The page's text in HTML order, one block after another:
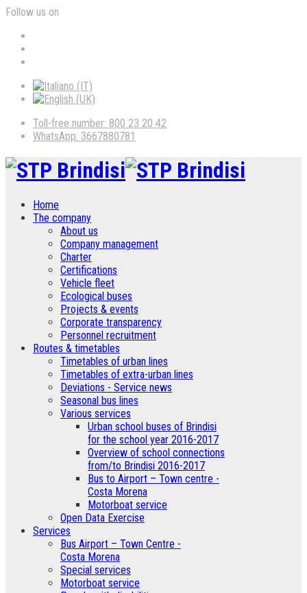
Follow us on
Toll-free number: 800 23 20 42
WhatsApp: 3667880781
Home
The company
About us
Company management
Charter
Certifications
Vehicle fleet
Ecological buses
­Projects & events
Corporate transparency
Personnel recruitment
Routes & timetables
Timetables of urban lines
Timetables of extra-urban lines
Deviations - Service news
Seasonal bus lines
Various services
Urban school buses of Brindisi
for the school year 2016-2017
Overview of school connections
from/to Brindisi 2016-2017
Bus to Airport – Town centre -
Costa Morena
Motorboat service
Open Data Exercise
Services
Bus Airport – Town Centre -
Costa Morena
Special services
Motorboat service